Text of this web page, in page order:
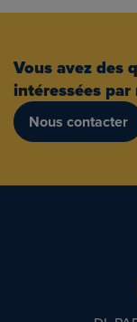
Vous avez des
intéressées
Nous contacter